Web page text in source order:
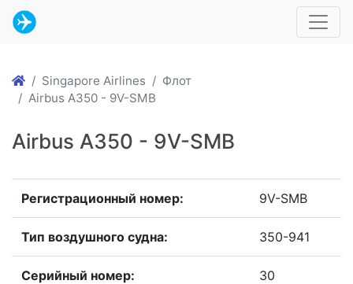
Singapore Airlines
Флот
Airbus A350 - 9V-SMB
Airbus A350 - 9V-SMB
Регистрационный номер: 9V-SMB
Тип воздушного судна: 350-941
Серийный номер: 30